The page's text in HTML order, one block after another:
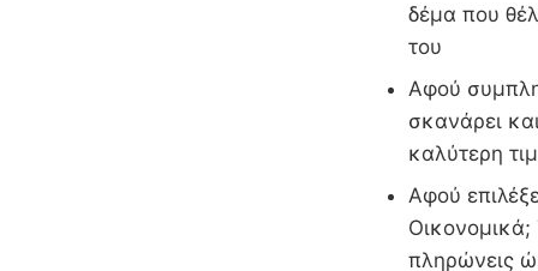
δέμα που
του
Αφού
σκανάρει
καλύτερη
Αφού
Οικονομικά;
πληρώνεις